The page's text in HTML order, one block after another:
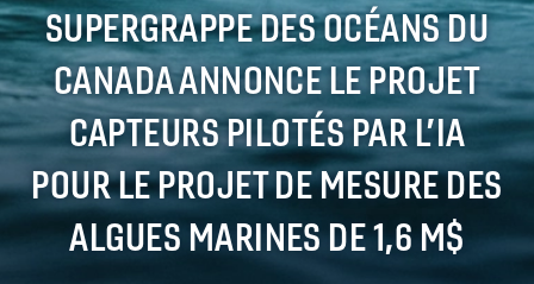
AMBITION2035
NOUVELLES
RESSOURCES
SUPERGRAPPE DES OCÉANS DU
CANADA ANNONCE LE PROJET
CAPTEURS PILOTÉS PAR L’IA
POUR LE PROJET DE MESURE DES
ALGUES MARINES DE 1,6 M$